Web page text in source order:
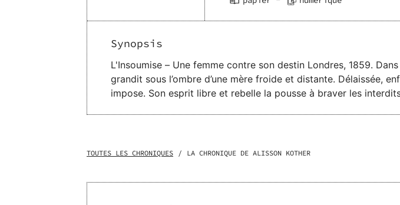
Synopsis
L'Insoumise – Une femme contre son destin Londres, 1859. Dans une aristocratie figée par les conventions, Cathy Hertzberg
grandit sous l’ombre d’une mère froide et distante. Délaissée,
impose. Son esprit libre et rebelle la pousse à braver les
historique et quête d’émancipation, où une femme se bat pour
TOUTES LES CHRONIQUES / LA CHRONIQUE DE ALISSON KOTHER